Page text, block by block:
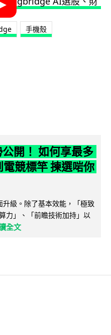
手機殼
開！ 如何享最多
競標竿 揀選啱你
級。除了基本效能，「極致
力」、「前瞻技術加持」以
全文